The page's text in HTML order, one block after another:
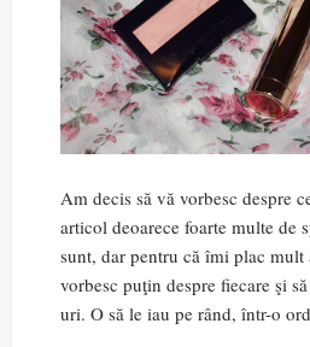
Am decis să vă vorbesc despre
articol deoarece foarte multe de
sunt, dar pentru că îmi plac mult
vorbesc puţin despre fiecare şi
uri. O să le iau pe rând, într-o